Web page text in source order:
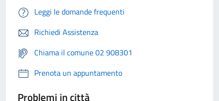
Leggi le domande frequenti
Richiedi Assistenza
Chiama il comune 02 908301
Prenota un appuntamento
Problemi in città